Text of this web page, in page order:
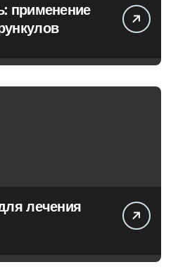
применение
лечения